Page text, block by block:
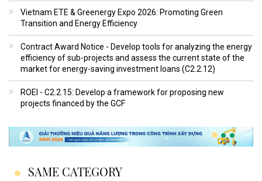
Vietnam ETE & Greenergy Expo 2026: Promoting Green
Transition and Energy Efficiency
Contract Award Notice - Develop tools for analyzing the energy
efficiency of sub-projects and assess the current state of the
market for energy-saving investment loans (C2.2.12)
ROEI - C2.2.15: Develop a framework for proposing new
projects financed by the GCF
SAME CATEGORY